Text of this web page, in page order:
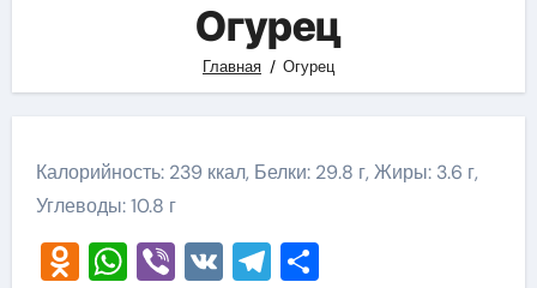
Огурец
Главная Огурец
Калорийность: 239 ккал, Белки: 29.8 г, Жиры: 3.6 г,
Углеводы: 10.8 г
Odnoklassniki
WhatsApp
Viber
VKTelegram
Отправить